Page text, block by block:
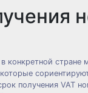
конкретной стране
получения VAT